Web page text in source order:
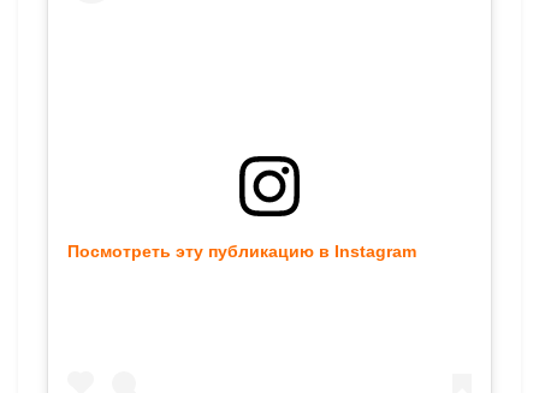
Посмотреть эту публикацию в Instagram